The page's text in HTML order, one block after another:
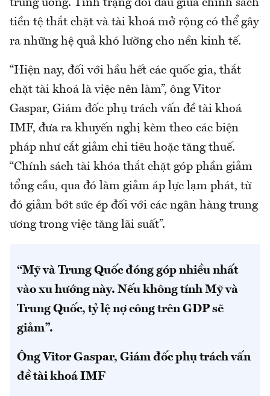
trung ương. Tình trạng đối đầu giữa chính sách
tiền tệ thắt chặt và tài khoá mở rộng có thể gây
ra những hệ quả khó lường cho nền kinh tế.
“Hiện nay, đối với hầu hết các quốc gia, thắt
chặt tài khoá là việc nên làm”, ông Vitor
Gaspar, Giám đốc phụ trách vấn đề tài khoá
IMF, đưa ra khuyến nghị kèm theo các biện
pháp như cắt giảm chi tiêu hoặc tăng thuế.
“Chính sách tài khóa thắt chặt góp phần giảm
tổng cầu, qua đó làm giảm áp lực lạm phát, từ
đó giảm bớt sức ép đối với các ngân hàng trung
ương trong việc tăng lãi suất”.
“Mỹ và Trung Quốc đóng góp nhiều nhất
vào xu hướng này. Nếu không tính Mỹ và
Trung Quốc, tỷ lệ nợ công trên GDP sẽ
giảm”.
Ông Vitor Gaspar, Giám đốc phụ trách vấn
đề tài khoá IMF